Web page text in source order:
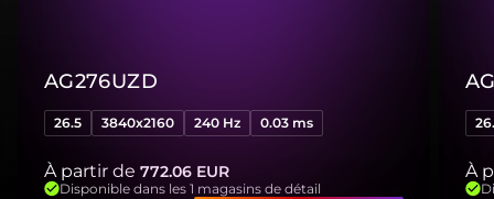
AG276UZD
26.5 3840x2160 240 Hz 0.03 ms
À partir de 772.06 EUR
Disponible dans les 1 magasins de détail
À